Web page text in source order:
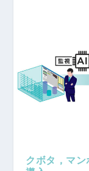
クボタ，マ